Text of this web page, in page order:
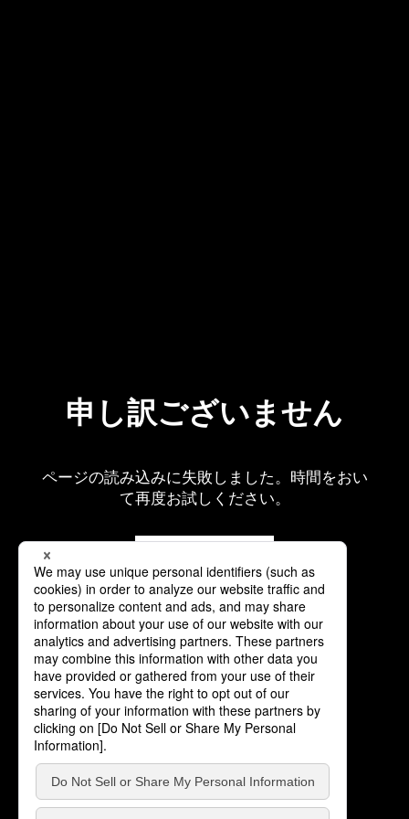
申し訳ございません
ページの読み込みに失敗しました。時間をおい
て再度お試しください。